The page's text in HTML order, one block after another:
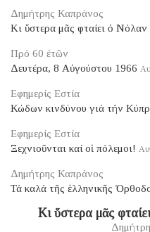
Δημήτρης Καπράνος
Κι ὕστερα μᾶς φταίει ὁ
Πρό 60 ἐτῶν
Δευτέρα, 8 Αὐγούστου 1966
Εφημερίς Εστία
Κώδων κινδύνου γιά τήν
Εφημερίς Εστία
Ξεχνιοῦνται καί οἱ πόλεμοι!
Δημήτρης Καπράνος
Τά καλά τῆς ἑλληνικῆς
Κι ὕστερα μᾶς